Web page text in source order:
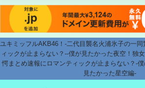
ユキミッフルAKB46！-二代目襲名火浦氷子の一
ィックが止まらない？--僕が見たかった夜空！独
愕まとめ速報にロマンティックが止まらない？-
見たかった星空編-